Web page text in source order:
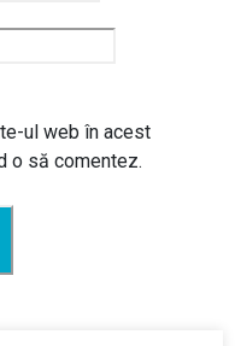
ul web în acest
o să comentez.